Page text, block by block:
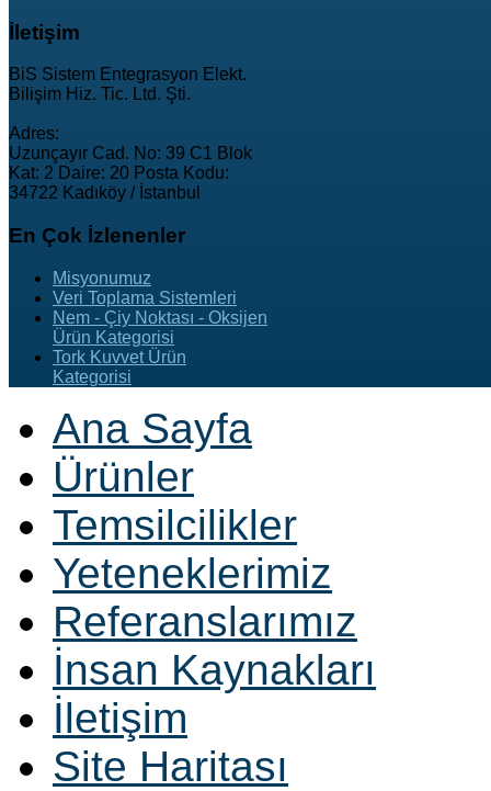
İletişim
BiS Sistem Entegrasyon Elekt.
Bilişim Hiz. Tic. Ltd. Şti.
Adres:
Uzunçayır Cad. No: 39 C1 Blok
Kat: 2 Daire: 20 Posta Kodu:
34722 Kadıköy / İstanbul
En Çok İzlenenler
Misyonumuz
Veri Toplama Sistemleri
Nem - Çiy Noktası - Oksijen
Ürün Kategorisi
Tork Kuvvet Ürün
Kategorisi
Ana Sayfa
Ürünler
Temsilcilikler
Yeteneklerimiz
Referanslarımız
İnsan Kaynakları
İletişim
Site Haritası